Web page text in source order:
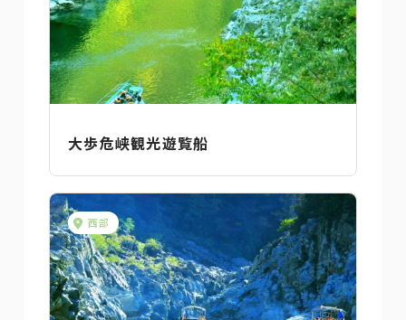
大歩危峡観光遊覧船
西部